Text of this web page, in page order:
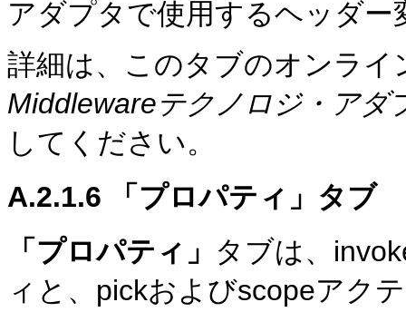
アダプタで使用するヘッダー
詳細は、このタブのオンライ
Middlewareテクノロジ・アダ
してください。
A.2.1.6 「プロパティ」タブ
「プロパティ」 タブは、
ィと、pickおよびscopeアク